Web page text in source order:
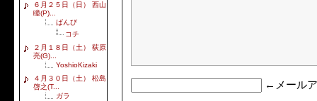
６月２５日（日） 西山
瞳(P)...
ばんび
コチ
２月１８日（土） 荻原
亮(G)...
YoshioKizaki
４月３０日（土） 松島
啓之(T...
ガラ
←メール